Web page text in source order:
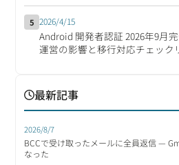
5 2026/4/15
Android 開発者認証 2026年9月
運営の影響と移行対応チェック
最新記事
2026/8/7
BCCで受け取ったメールに全員返信 —
なった